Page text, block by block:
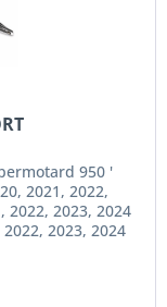
950 '
2021, 2022,
2022, 2023, 2024
2022, 2023, 2024